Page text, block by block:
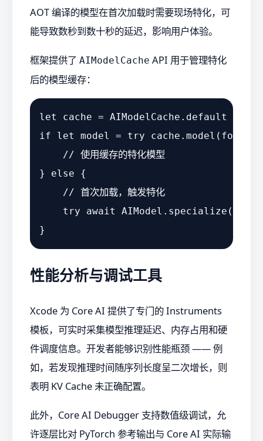
AOT 编译的模型在首次加载时需要现场特化，可
能导致数秒到数十秒的延迟，影响用户体验。
框架提供了 AIModelCache API 用于管理特化
后的模型缓存：
let cache = AIModelCache
if
let model = try cache.model(for:
// 使用缓存的特化模型
} else {
// 首次加载，触发特化
try
await AIModel
性能分析与调试工具
Xcode 为 Core AI 提供了专门的 Instruments
模板，可实时采集模型推理延迟、内存占用和硬
件调度信息。开发者能够识别性能瓶颈 —— 例
如，若发现推理时间随序列长度呈二次增长，则
表明 KV Cache 未正确配置。
此外，Core AI Debugger 支持数值级调试，允
许逐层比对 PyTorch 参考输出与 Core AI 实际输